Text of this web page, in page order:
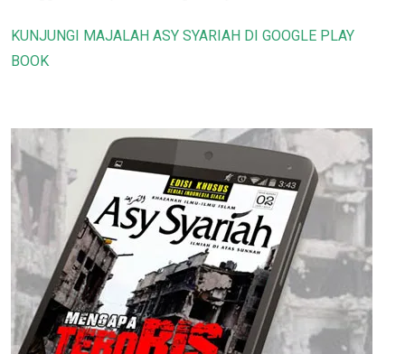
KUNJUNGI MAJALAH ASY SYARIAH DI GOOGLE PLAY
BOOK